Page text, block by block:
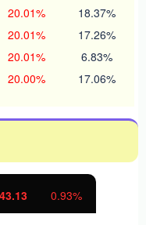
20.01% 18.37%
20.01% 17.26%
20.01% 6.83%
20.00% 17.06%
北证50 1134.24